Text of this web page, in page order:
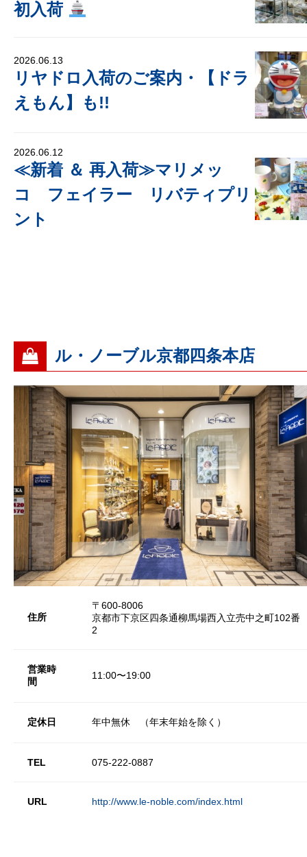
初入荷
2026.06.13
リヤドロ入荷のご案内・【ドラ
えもん】も!!
2026.06.12
≪新着 ＆ 再入荷≫マリメッ
コ フェイラー リバティプリ
ント
ル・ノーブル京都四条本店
住所
〒600-8006
京都市下京区四条通柳馬場西入立売中之町102番
2
営業時
間
11:00〜19:00
定休日 年中無休 （年末年始を除く）
TEL 075-222-0887
URL http://www.le-noble.com/index.html